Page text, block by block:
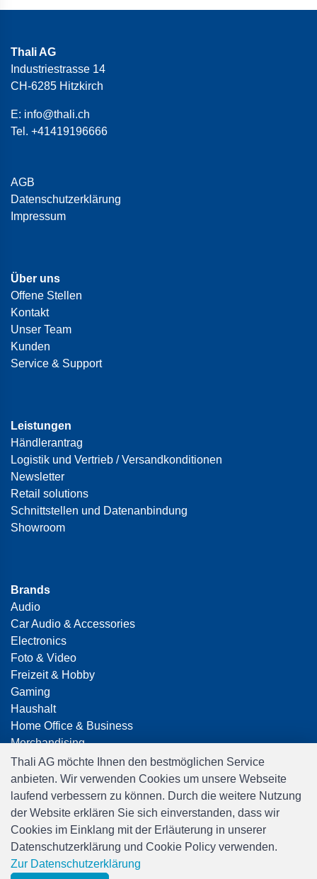
Thali AG
Industriestrasse 14
CH-6285 Hitzkirch
E: info@thali.ch
Tel. +41419196666
AGB
Datenschutzerklärung
Impressum
Über uns
Offene Stellen
Kontakt
Unser Team
Kunden
Service & Support
Leistungen
Händlerantrag
Logistik und Vertrieb / Versandkonditionen
Newsletter
Retail solutions
Schnittstellen und Datenanbindung
Showroom
Brands
Audio
Car Audio & Accessories
Electronics
Foto & Video
Freizeit & Hobby
Gaming
Haushalt
Home Office & Business
Merchandising
Smart Home
Spielwaren
Travel
Thali AG möchte Ihnen den bestmöglichen Service
anbieten. Wir verwenden Cookies um unsere Webseite
laufend verbessern zu können. Durch die weitere Nutzung
der Website erklären Sie sich einverstanden, dass wir
Cookies im Einklang mit der Erläuterung in unserer
Datenschutzerklärung und Cookie Policy verwenden.
Zur Datenschutzerklärung